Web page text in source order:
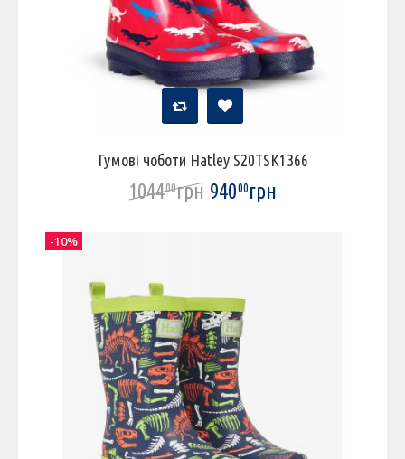
Гумові чоботи Hatley S20TSK1366
104400грн 94000грн
-10%